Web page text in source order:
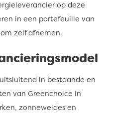
op deze
in een portefeuille van
zelf afnemen.
in bestaande en
van Greenchoice in
zonneweides en